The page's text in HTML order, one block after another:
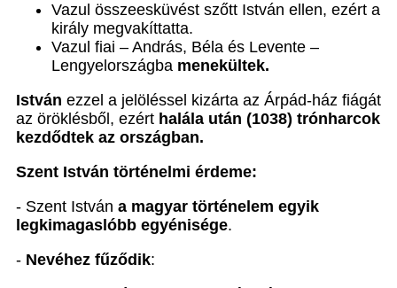
Vazul összeesküvést szőtt István ellen, ezért a
király megvakíttatta.
Vazul fiai – András, Béla és Levente –
Lengyelországba menekültek.
István ezzel a jelöléssel kizárta az Árpád-ház fiágát
az öröklésből, ezért halála után (1038) trónharcok
kezdődtek az országban.
Szent István történelmi érdeme:
- Szent István a magyar történelem egyik
legkimagaslóbb egyénisége.
- Nevéhez fűződik: